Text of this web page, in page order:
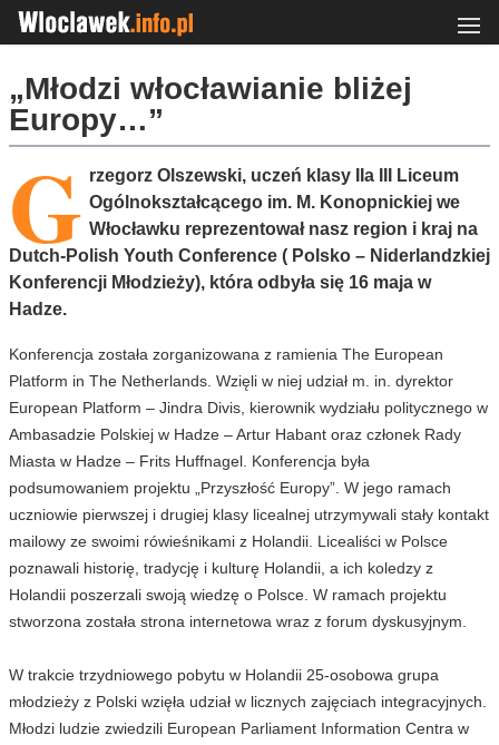
„Młodzi włocławianie bliżej
Europy…”
G rzegorz Olszewski, uczeń klasy IIa III Liceum
Ogólnokształcącego im. M. Konopnickiej we
Włocławku reprezentował nasz region i kraj na
Dutch-Polish Youth Conference ( Polsko – Niderlandzkiej
Konferencji Młodzieży), która odbyła się 16 maja w
Hadze.
Konferencja została zorganizowana z ramienia The European
Platform in The Netherlands. Wzięli w niej udział m. in. dyrektor
European Platform – Jindra Divis, kierownik wydziału politycznego w
Ambasadzie Polskiej w Hadze – Artur Habant oraz członek Rady
Miasta w Hadze – Frits Huffnagel. Konferencja była
podsumowaniem projektu „Przyszłość Europy”. W jego ramach
uczniowie pierwszej i drugiej klasy licealnej utrzymywali stały kontakt
mailowy ze swoimi rówieśnikami z Holandii. Licealiści w Polsce
poznawali historię, tradycję i kulturę Holandii, a ich koledzy z
Holandii poszerzali swoją wiedzę o Polsce. W ramach projektu
stworzona została strona internetowa wraz z forum dyskusyjnym.
W trakcie trzydniowego pobytu w Holandii 25-osobowa grupa
młodzieży z Polski wzięła udział w licznych zajęciach integracyjnych.
Młodzi ludzie zwiedzili European Parliament Information Centra w